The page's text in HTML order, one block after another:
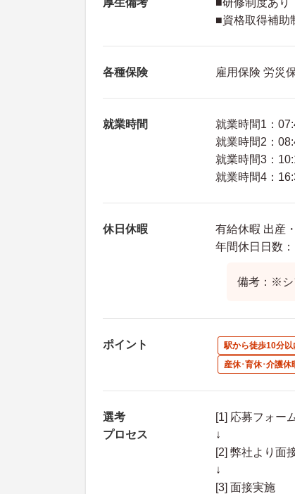
厚生備考
■研修制度あり
■資格取得補助
各種保険 雇用保険 労災
就業時間
就業時間1：
就業時間2：
就業時間3：
就業時間4：
休日休暇
有給休暇 出産
年間休日日数
備考：※シ
ポイント 駅から徒歩10分以
産休･育休･介護休
選考
プロセス
[1] 応募フォー
↓
[2] 弊社より面
↓
[3] 面接実施